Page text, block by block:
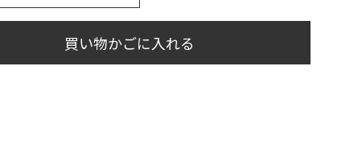
買い物かごに入れる